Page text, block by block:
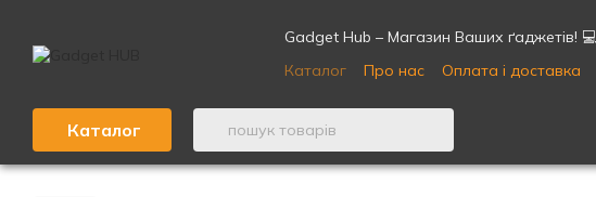
Gadget Hub – Магазин Ваших ґаджетів! 💻
Каталог
Про нас Оплата і доставка
Каталог